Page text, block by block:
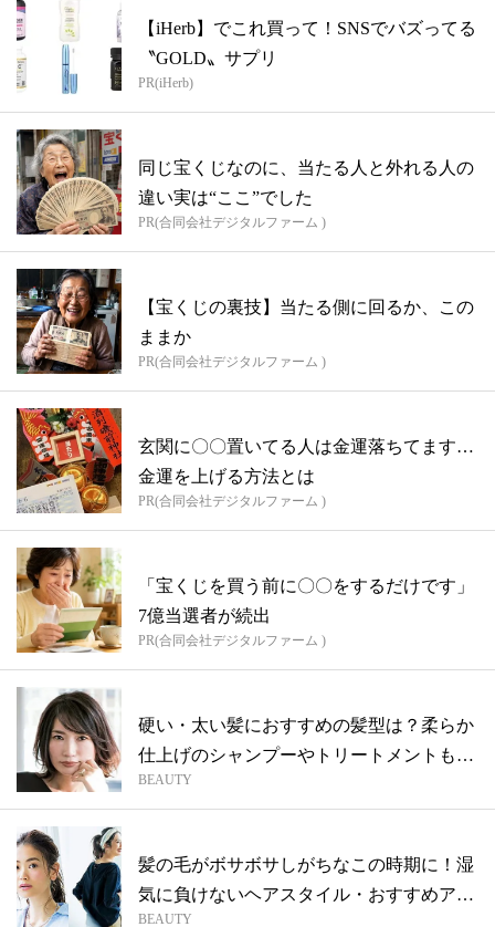
【iHerb】でこれ買って！SNSでバズってる
〝GOLD〟サプリ
PR(iHerb)
同じ宝くじなのに、当たる人と外れる人の
違い実は“ここ”でした
PR(合同会社デジタルファーム )
【宝くじの裏技】当たる側に回るか、この
ままか
PR(合同会社デジタルファーム )
玄関に〇〇置いてる人は金運落ちてます…
金運を上げる方法とは
PR(合同会社デジタルファーム )
「宝くじを買う前に〇〇をするだけです」
7億当選者が続出
PR(合同会社デジタルファーム )
硬い・太い髪におすすめの髪型は？柔らか
仕上げのシャンプーやトリートメントも紹
介
BEAUTY
髪の毛がボサボサしがちなこの時期に！湿
気に負けないヘアスタイル・おすすめアイ
BEAUTY